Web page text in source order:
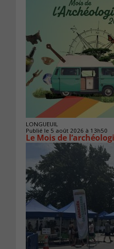
LONGUEUIL
Publié le 5 août 2026 à 13h50
Le Mois de